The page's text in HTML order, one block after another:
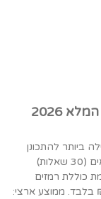
2026
ביותר להתכונן
למבחן. באתר EasyTeo תוכלו לתרגל מבחנים מלאים (30 שאלות)
כוללת רמזים
חכמים, הסברים מפורטים ותרגול לפי נושא, ב-₪49 בלבד. ממוצע ארצי: